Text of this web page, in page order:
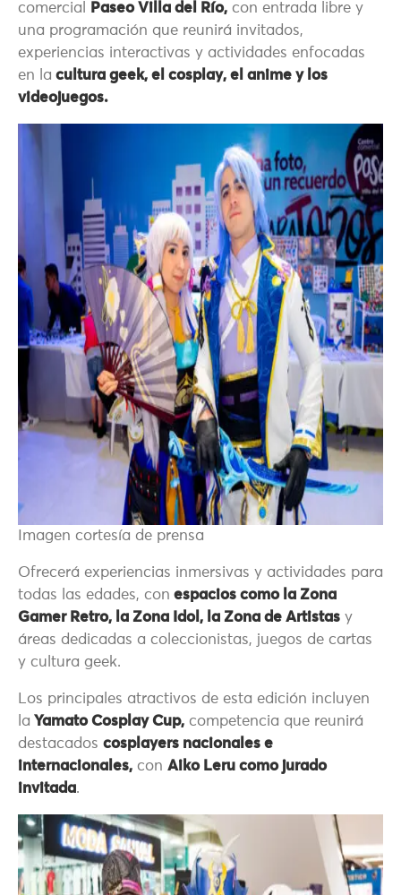
comercial
Paseo Villa del Río, con entrada libre y
una programación que reunirá invitados,
experiencias interactivas y actividades enfocadas
en la cultura geek, el cosplay, el anime y los
videojuegos.
Imagen cortesía de prensa
Ofrecerá experiencias inmersivas y actividades para
todas las edades, con espacios como la Zona
Gamer Retro, la Zona Idol, la Zona de Artistas y
áreas dedicadas a coleccionistas, juegos de cartas
y cultura geek.
Los principales atractivos de esta edición incluyen
la Yamato Cosplay Cup, competencia que reunirá
destacados cosplayers nacionales e
internacionales, con Aiko Leru como jurado
invitada.